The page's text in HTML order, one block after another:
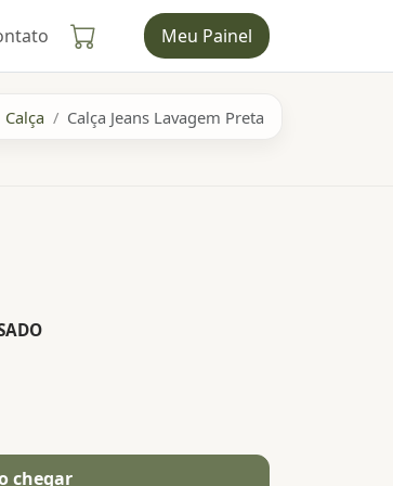
Meu Painel
Calça Calça Jeans Lavagem Preta
chegar